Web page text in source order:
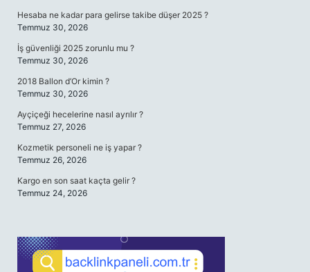
Hesaba ne kadar para gelirse takibe düşer 2025 ?
Temmuz 30, 2026
İş güvenliği 2025 zorunlu mu ?
Temmuz 30, 2026
2018 Ballon d’Or kimin ?
Temmuz 30, 2026
Ayçiçeği hecelerine nasıl ayrılır ?
Temmuz 27, 2026
Kozmetik personeli ne iş yapar ?
Temmuz 26, 2026
Kargo en son saat kaçta gelir ?
Temmuz 24, 2026